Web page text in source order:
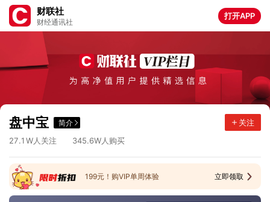
财联社
财经通讯社
打开APP
盘中宝 简介 关注
1
0
4
2
1
0
1
7
.
.
.
.
1
3
2
1W人关注
2
1
6
6
3
1
3
6
4
4
1
7
3
5
.
.
.
.
6
9
3
6W人购买
199元！购VIP单周体验 立即领取